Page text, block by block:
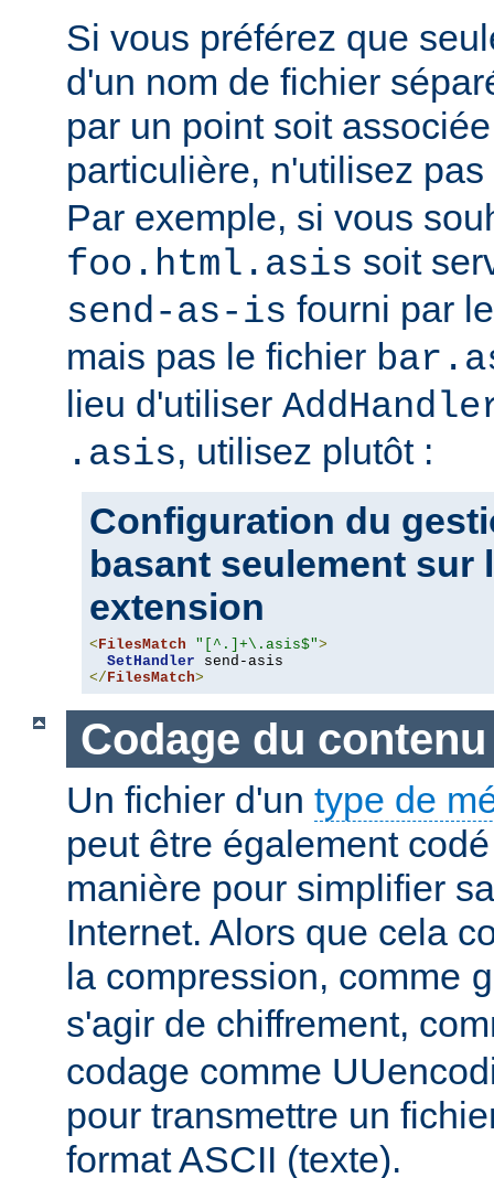
Si vous préférez que
d'un nom de fichier
par un point soit
particulière, n'utilisez
Par exemple, si vous
foo.html.asis soit
send-as-is fourni par
mais pas le fichier
lieu d'utiliser
.asis, utilisez plutôt :
Configuration du
basant seulement sur
extension
< FilesMatch "[^.]+\.asis$">
SetHandler
</ FilesMatch>
Codage du contenu
Un fichier d'un type de
peut être également
manière pour simplifier
Internet. Alors que cela
la compression, comme
s'agir de chiffrement,
codage comme
pour transmettre un
format ASCII (texte).